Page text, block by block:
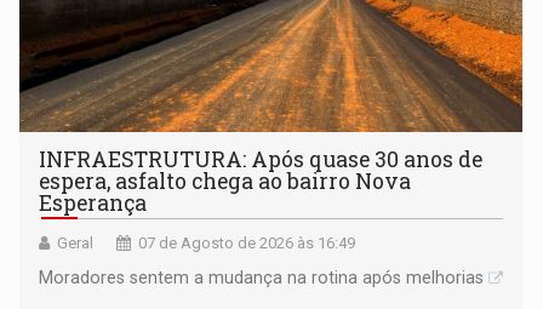
INFRAESTRUTURA: Após quase 30 anos de
espera, asfalto chega ao bairro Nova
Esperança
Geral 07 de Agosto de 2026 às 16:49
Moradores sentem a mudança na rotina após melhorias